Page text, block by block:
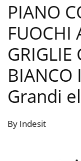
PIANO
FUOCHI
GRIGLIE
BIANCO
Grandi
By Indesit